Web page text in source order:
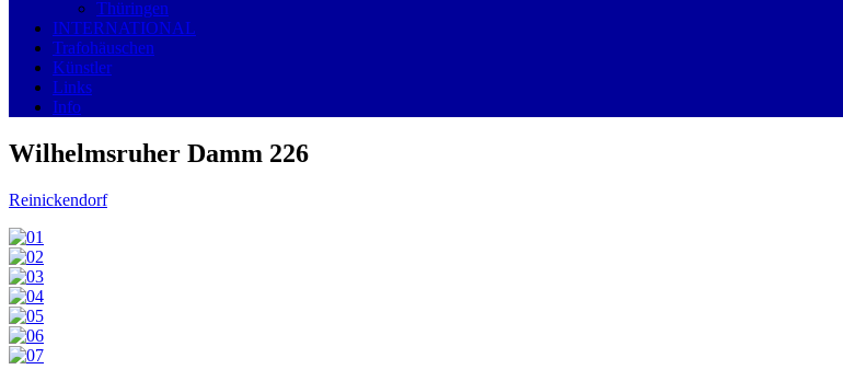
Thüringen
INTERNATIONAL
Trafohäuschen
Künstler
Links
Info
Wilhelmsruher Damm 226
Reinickendorf